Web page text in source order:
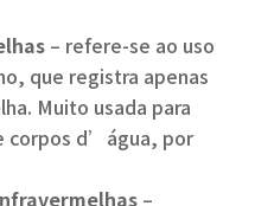
– refere-se ao uso
que registra apenas
Muito usada para
corpos d’água, por
–